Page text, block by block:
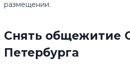
размещении.
Снять общежитие
Петербурга